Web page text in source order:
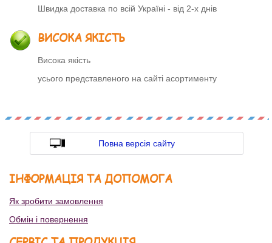
Швидка доставка по всій Україні - від 2-х днів
ВИСОКА ЯКІСТЬ
Висока якість
усього представленого на сайті асортименту
Повна версія сайту
ІНФОРМАЦІЯ ТА ДОПОМОГА
Як зробити замовлення
Обмін і повернення